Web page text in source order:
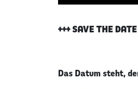
+++ SAVE THE DATE
Das Datum steht,